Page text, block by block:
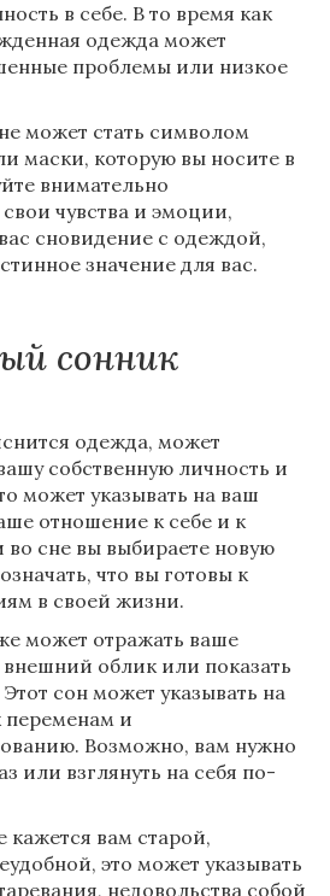
в себе. В то время как
одежда может
проблемы или низкое
может стать символом
маски, которую вы носите в
внимательно
чувства и эмоции,
сновидение с одеждой,
значение для вас.
сонник
одежда, может
собственную личность и
может указывать на ваш
отношение к себе и к
сне вы выбираете новую
что вы готовы к
в своей жизни.
может отражать ваше
облик или показать
сон может указывать на
переменам и
Возможно, вам нужно
или взглянуть на себя по-
кажется вам старой,
это может указывать
недовольства собой